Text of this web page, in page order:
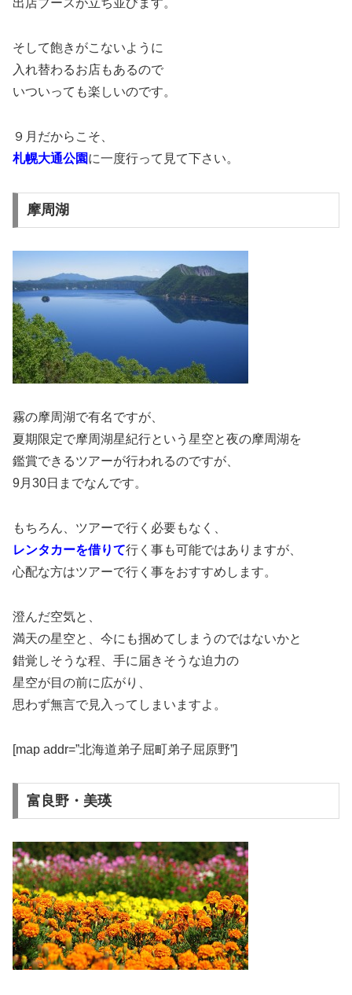
出店ブースが立ち並びます。
そして飽きがこないように
入れ替わるお店もあるので
いついっても楽しいのです。
９月だからこそ、
札幌大通公園に一度行って見て下さい。
摩周湖
霧の摩周湖で有名ですが、
夏期限定で摩周湖星紀行という星空と夜の摩周湖を
鑑賞できるツアーが行われるのですが、
9月30日までなんです。
もちろん、ツアーで行く必要もなく、
レンタカーを借りて行く事も可能ではありますが、
心配な方はツアーで行く事をおすすめします。
澄んだ空気と、
満天の星空と、今にも掴めてしまうのではないかと
錯覚しそうな程、手に届きそうな迫力の
星空が目の前に広がり、
思わず無言で見入ってしまいますよ。
[map addr=”北海道弟子屈町弟子屈原野”]
富良野・美瑛